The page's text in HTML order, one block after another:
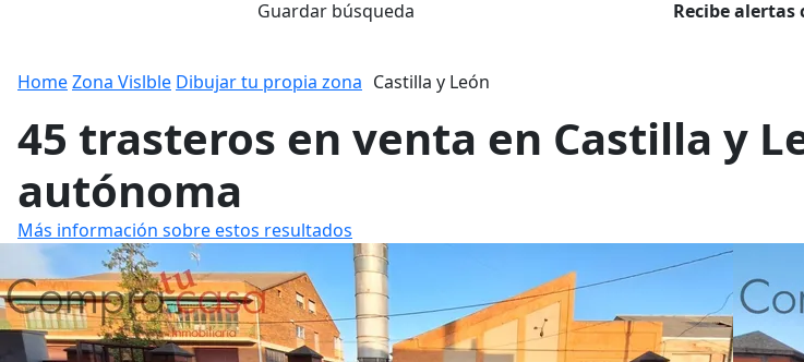
Guardar búsqueda Recibe alertas
HomeZona Vislble Dibujar tu propia zona Castilla y León
45 trasteros en venta en Castilla y
autónoma
Más información sobre estos resultados